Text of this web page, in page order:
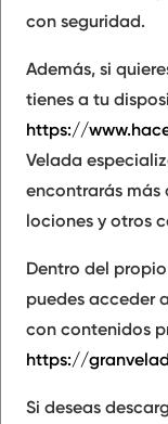
con seguridad.
Además, si
tienes a tu
https://
Velada
encontrarás más
lociones y otros
Dentro del
puedes acceder
con contenidos
https://
Si deseas